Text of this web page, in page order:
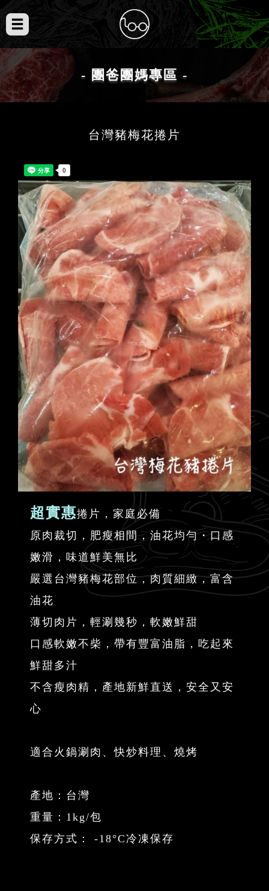
- 團爸團媽專區 -
台灣豬梅花捲片
超實惠捲片，家庭必備
原肉裁切，肥瘦相間，油花均勻・口感
嫩滑，味道鮮美無比
嚴選台灣豬梅花部位，肉質細緻，富含
油花
薄切肉片，輕涮幾秒，軟嫩鮮甜
口感軟嫩不柴，帶有豐富油脂，吃起來
鮮甜多汁
不含瘦肉精，產地新鮮直送，安全又安
心
適合火鍋涮肉、快炒料理、燒烤
產地：台灣
重量：1kg/包
保存方式： -18°C冷凍保存